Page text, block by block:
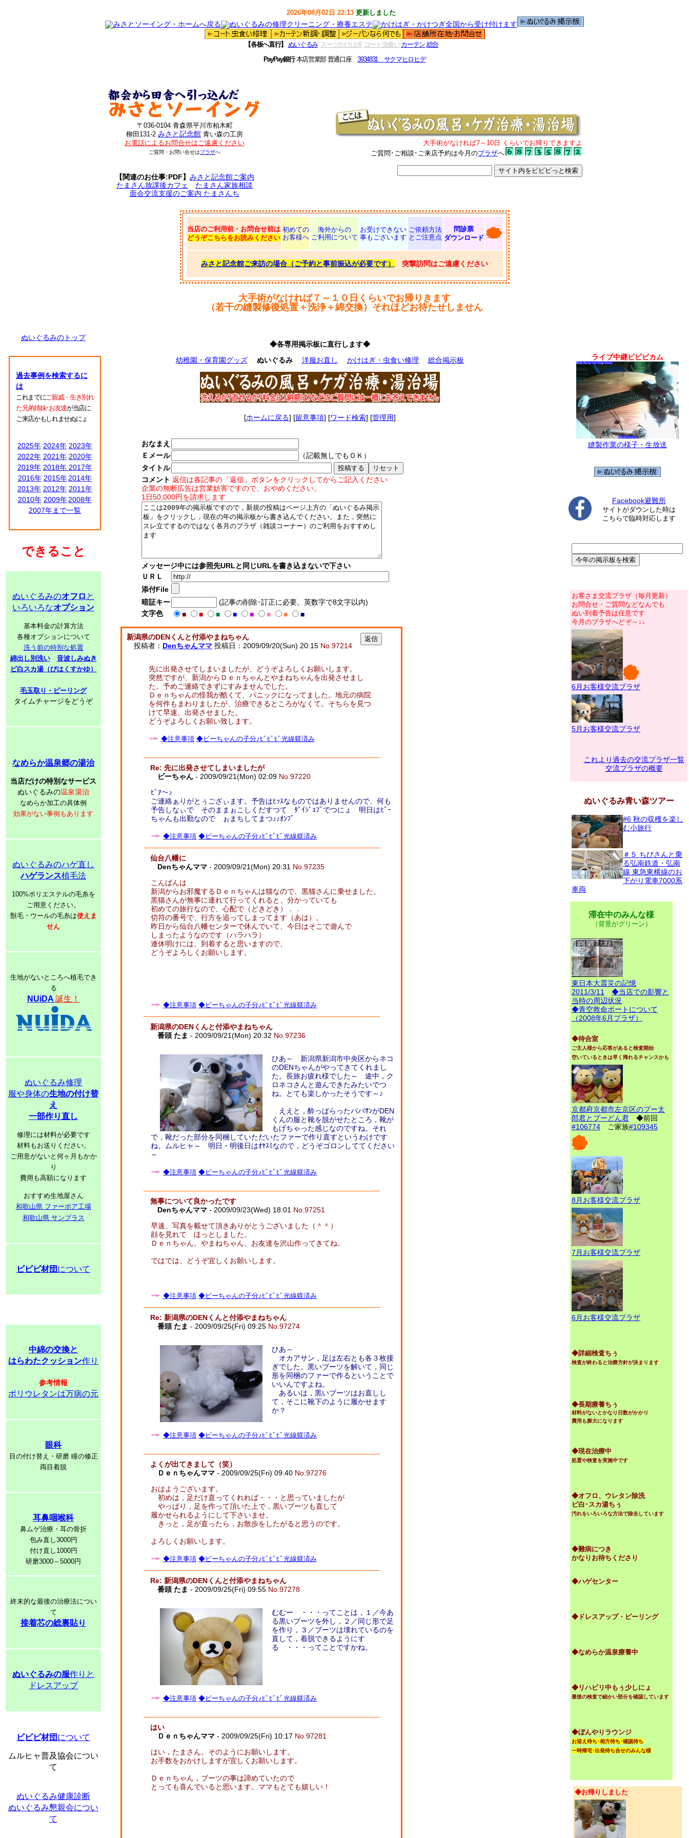
2026年08月02日 22:13 更新しました
【各板へ直行】 ぬいぐるみ スーツかけはぎ コート虫食い カーテン 総合
PayPay銀行本店営業部 普通口座3934831 サクマヒロヒデ
〒036-0104 青森県平川市柏木町
柳田131-2 みさと記念館 青い森の工房
お電話によるお問合せはご遠慮ください
ご質問・お問い合せはプラザへ
【関連のお仕事:PDF】 みさと記念館ご案内
たまさん放課後カフェ
たまさん家族相談
面会交流支援のご案内 たまさんち
大手術がなければ7～10日 くらいでお帰りできますよ
ご質問･ご相談･ご来店予約は今月のプラザへ
当店のご利用前・お問合せ前は
どうぞこちらをお読みください
初めての
お客様へ
海外からの
ご利用について
お受けできない
事もございます
ご依頼方法
とご注意点
問診票
ダウンロード
みさと記念館ご来訪の場合（ご予約と事前振込が必要です） 突撃訪問はご遠慮ください
大手術がなければ７～１０日くらいでお帰りきます
（若干の縫製修復処置＋洗浄＋綿交換）それほどお待たせしません
ぬいぐるみのトップ
過去事例を検索するに
は
これまでにご親戚・生き別れ
た兄弟姉妹･お友達が当店に
ご来店かもしれませぬにょ
2025年 2024年 2023年
2022年 2021年 2020年
2019年 2018年 2017年
2016年 2015年 2014年
2013年 2012年 2011年
2010年 2009年 2008年
2007年まで一覧
できること
ぬいぐるみのオフロ と
いろいろなオプション
基本料金の計算方法
各種オプションについて
洗う前の特別な処置
綿出し別洗い
音波しみぬき
ビ白スカ湯（びはくすかゆ）
毛玉取り・ピーリング
タイムチャージをどうぞ
なめらか温泉郷の湯治
当店だけの特別なサービス
ぬいぐるみの温泉湯治
なめらか加工の具体例
効果がない事例もあります
ぬいぐるみのハゲ直し
ハゲランス植毛法
100%ポリエステルの毛糸を
ご用意ください。
獣毛・ウールの毛糸は使えま
せん
生地がないところへ植毛でき
る
NUiDA 誕生！
ぬいぐるみ修理
服や身体の生地の付け替
え
一部作り直し
修理には材料が必要です
材料もお送りください。
ご用意がないと何ヶ月もかか
り
費用も高額になります
おすすめ生地屋さん
和歌山県 ファーボア工場
和歌山県 サンプラス
ビビビ材団 について
中綿の交換と
はらわたクッション作り
参考情報
ポリウレタンは万病の元
眼科
目の付け替え・研磨 瞳の修正
両目着脱
耳鼻咽喉科
鼻ムゲ治療・耳の骨折
包み直し3000円
付け直し1000円
研磨3000～5000円
終末的な最後の治療法につい
て
接着芯の総裏貼り
ぬいぐるみの服作りと
ドレスアップ
ビビビ材団 について
ムルヒャ普及協会につい
て
ぬいぐるみ健康診断
ぬいぐるみ懇親会につい
て
◆各専用掲示板に直行します◆
幼稚園・保育園グッズ
ぬいぐるみ 洋服お直し かけはぎ・虫食い修理 総合掲示板
[ホームに戻る] [留意事項] [ワード検索] [管理用]
おなまえ
Ｅメール
（記載無しでもＯＫ）
タイトル
コメント 返信は各記事の「返信」ボタンをクリックしてからご記入ください
企業の無断広告は営業妨害ですので、おやめください。
1日50,000円を請求します
メッセージ中には参照先URLと同じURLを書き込まないで下さい
ＵＲＬ
添付File
暗証キー
(記事の削除･訂正に必要。英数字で8文字以内)
文字色
■ ■ ■ ■ ■ ■ ■ ■
新潟県のDENくんと付添やまねちゃん
投稿者： Denちゃんママ 投稿日：2009/09/20(Sun) 20:15 No.97214
先に出発させてしまいましたが、どうぞよろしくお願いします。
突然ですが、新潟からＤｅｎちゃんとやまねちゃんを出発させまし
た。予めご連絡できずにすみませんでした。
Ｄｅｎちゃんの怪我が酷くて、パニックになってました。地元の病院
を何件もまわりましたが、治療できるところがなくて。そちらを見つ
けて早速、出発させました。
どうぞよろしくお願い致します。
◆注意事項 ◆ビーちゃんの子分♪ﾋﾞﾋﾞﾋﾞ光線躾済み
Re: 先に出発させてしまいましたが
ビーちゃん - 2009/09/21(Mon) 02:09 No.97220
ﾋﾞｱ～♪
ご連絡ぁりがとぅござぃます。予告はﾋｯｽなものではありませんので、何も
予告しなぃで そのままぉこしくだすつて ﾀﾞｲｼﾞｮﾌﾞでつにょ 明日はﾋﾞｰ
ちゃんも出勤なので ぉまちしてまつ♪♪ｵﾝﾌﾟ
◆注意事項 ◆ビーちゃんの子分♪ﾋﾞﾋﾞﾋﾞ光線躾済み
仙台八幡に
Denちゃんママ - 2009/09/21(Mon) 20:31 No.97235
こんばんは
新潟からお邪魔するＤｅｎちゃんは猫なので、黒猫さんに乗せました。
黒猫さんが無事に連れて行ってくれると、分かっていても
初めての旅行なので、心配で（どきどき）．．
切符の番号で、行方を追ってしまってます（あは）。
昨日から仙台八幡センターで休んでいて、今日はそこで遊んで
しまったようなのです（ハラハラ）
連休明けには、到着すると思いますので、
どうぞよろしくお願いします。
◆注意事項 ◆ビーちゃんの子分♪ﾋﾞﾋﾞﾋﾞ光線躾済み
新潟県のDENくんと付添やまねちゃん
番頭 たま - 2009/09/21(Mon) 20:32 No.97236
ひあ～ 新潟県新潟市中央区からネコ
のDENちゃんがやってきてくれまし
た。長旅お疲れ様でした～ 途中，ク
ロネコさんと遊んできたみたいでつ
ね。とても楽しかったそうです～♪
ええと，酔っぱらったパパｻﾝがDEN
くんの服と靴を脱がせたところ，靴が
もげちゃった感じなのですね。それ
で，靴だった部分を同梱していただいたファーで作り直すというわけです
ね。ムルヒャ～ 明日・明後日はｵﾔｽﾐなので，どうぞゴロンしててください
～
◆注意事項 ◆ビーちゃんの子分♪ﾋﾞﾋﾞﾋﾞ光線躾済み
無事について良かったです
Denちゃんママ - 2009/09/23(Wed) 18:01 No.97251
早速、写真を載せて頂きありがとうございました（＾＾）
顔を見れて ほっとしました。
Ｄｅｎちゃん、やまねちゃん、お友達を沢山作ってきてね。
ではでは、どうぞ宜しくお願いします。
◆注意事項 ◆ビーちゃんの子分♪ﾋﾞﾋﾞﾋﾞ光線躾済み
Re: 新潟県のDENくんと付添やまねちゃん
番頭 たま - 2009/09/25(Fri) 09:25 No.97274
ひあ～
オカアサン，足は左右とも各３枚接
ぎでした。黒いブーツを解いて，同じ
形を同梱のファーで作るということで
いいんですよね。
あるいは，黒いブーツはお直しし
て，そこに靴下のように履かせます
か？
◆注意事項 ◆ビーちゃんの子分♪ﾋﾞﾋﾞﾋﾞ光線躾済み
よくが出てきまして（笑）
Ｄｅｎちゃんママ - 2009/09/25(Fri) 09:40 No.97276
おはようございます。
初めは，足だけ直ってくれれば・・・と思っていましたが
やっぱり，足を作って頂いた上で，黒いブーツも直して
履かせられるようにして下さいませ。
きっと，足が直ったら，お散歩をしたがると思うのです。
よろしくお願いします。
◆注意事項 ◆ビーちゃんの子分♪ﾋﾞﾋﾞﾋﾞ光線躾済み
Re: 新潟県のDENくんと付添やまねちゃん
番頭 たま - 2009/09/25(Fri) 09:55 No.97278
むむー ・・・ってことは，１／今あ
る黒いブーツを外し，２／同じ形で足
を作り，３／ブーツは壊れているのを
直して，着脱できるようにす
る ・・・ってことですかね。
◆注意事項 ◆ビーちゃんの子分♪ﾋﾞﾋﾞﾋﾞ光線躾済み
はい
Ｄｅｎちゃんママ - 2009/09/25(Fri) 10:17 No.97281
はい，たまさん。そのようにお願いします。
お手数をおかけしますが宜しくお願いします。
Ｄｅｎちゃん，ブーツの事は諦めていたので
とっても喜んでいると思います。ママもとても嬉しい！
ライブ中継ビビビカム
縫製作業の様子・生放送
Facebook避難所
サイトがダウンした時は
こちらで臨時対応します
お客さま交流プラザ（毎月更新）
お問合せ・ご質問などなんでも
ぬい到着予告は任意です
今月のプラザへどぞ～↓↓
6月お客様交流プラザ
5月お客様交流プラザ
これより過去の交流プラザ一覧
交流プラザの概要
ぬいぐるみ青い森ツアー
#6 秋の収穫を楽し
む小旅行
＃５ ちびさんと乗
る弘南鉄道・弘南
線 東急東横線のお
下がり電車7000系
車両
滞在中のみんな様
（背景がグリーン）
東日本大震災の記憶
2011/3/11
◆当店での影響と
当時の周辺状況
◆青空救命ボートについて
（2008年6月プラザ）
◆待合室
ご主人様から応答があると検査開始
空いているときは早く帰れるチャンスかも
京都府京都市左京区のプー太
郎君とプーどん君 ◆前回
#106774 ご家族#109345
8月お客様交流プラザ
7月お客様交流プラザ
6月お客様交流プラザ
◆詳細検査ちぅ
検査が終わると治療方針が決まります
◆長期療養ちぅ
材料がないとかなり日数がかかり
費用も膨大になります
◆現在治療中
処置や検査を実施中です
◆オフロ、ウレタン除洗
ビ白･スカ湯ちぅ
汚れをいろいろな方法で除去しています
◆難病につき
かなりお待ちくださり
◆ハゲセンター
◆ドレスアップ・ピーリング
◆なめらか温泉療養中
◆リハビリ中もぅ少しにょ
最後の検査で細かい部分を確認しています
◆ぼんやりラウンジ
お迎え待ち･相方待ち･確認待ち
一時帰宅･出発待ち合せのみんな様
◆お帰りしました